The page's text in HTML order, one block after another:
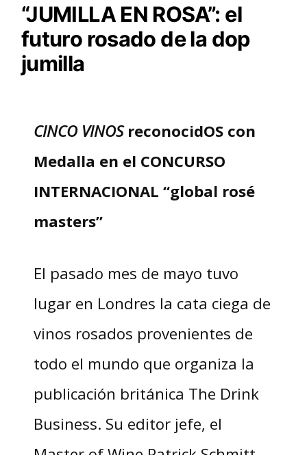
“JUMILLA EN ROSA”: el
futuro rosado de la dop
jumilla
CINCO VINOS reconocidOS con
Medalla en el CONCURSO
INTERNACIONAL “global rosé
masters”
El pasado mes de mayo tuvo
lugar en Londres la cata ciega de
vinos rosados provenientes de
todo el mundo que organiza la
publicación británica The Drink
Business. Su editor jefe, el